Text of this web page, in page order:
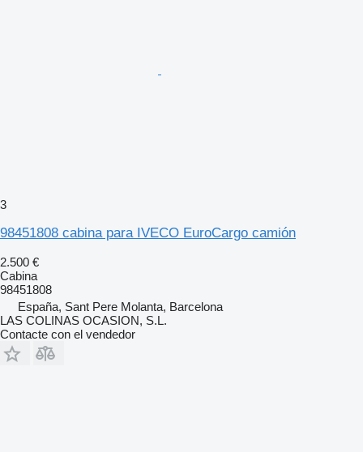
3
98451808 cabina para IVECO EuroCargo camión
2.500 €
Cabina
98451808
España, Sant Pere Molanta, Barcelona
LAS COLINAS OCASION, S.L.
Contacte con el vendedor